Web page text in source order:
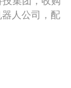
器人公司，配